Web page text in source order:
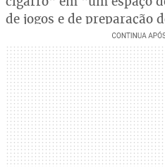
de jogos e de preparação